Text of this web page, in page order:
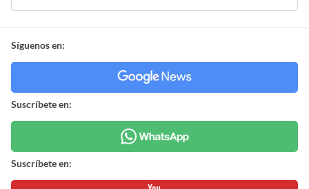
Síguenos en:
Suscríbete en:
Suscríbete en: